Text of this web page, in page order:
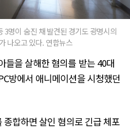
3명이 숨진 채 발견된 경기도 광명시의
나오고 있다. 연합뉴스
들을 살해한 혐의를 받는 40대
방에서 애니메이션을 시청했던
종합하면 살인 혐의로 긴급 체포